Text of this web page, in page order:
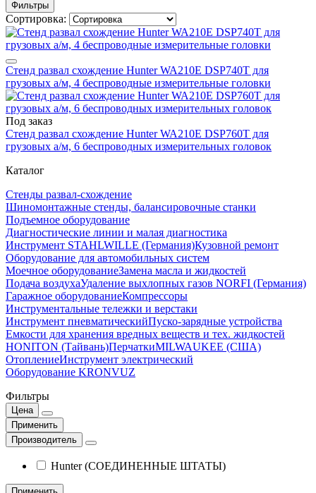
Фильтры
Сортировка:
Стенд развал схождение Hunter WA210E DSP740T для
грузовых а/м, 4 беспроводные измерительные головки
Под заказ
Стенд развал схождение Hunter WA210E DSP760T для
грузовых а/м, 6 беспроводных измерительных головок
Каталог
Стенды развал-схождение
Шиномонтажные стенды, балансировочные станки
Подъемное оборудование
Диагностические линии и малая диагностика
Инструмент STAHLWILLE (Германия)Кузовной ремонт
Оборудование для автомобильных систем
Моечное оборудованиеЗамена масла и жидкостей
Подача воздухаУдаление выхлопных газов NORFI (Германия)
Гаражное оборудованиеКомпрессоры
Инструментальные тележки и верстаки
Инструмент пневматическийПуско-зарядные устройства
Емкости для хранения вредных веществ и тех. жидкостей
HONITON (Тайвань)ПерчаткиMILWAUKEE (США)
ОтоплениеИнструмент электрический
Оборудование KRONVUZ
Фильтры
Цена
Применить
Производитель
Hunter (СОЕДИНЕННЫЕ ШТАТЫ)